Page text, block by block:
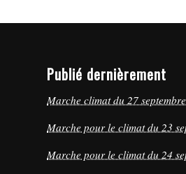
Publié dernièrement
Marche climat du 27
Marche pour le climat du 23
Marche pour le climat du 24